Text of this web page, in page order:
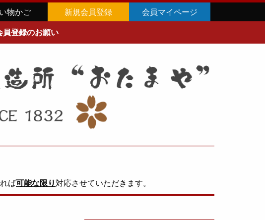
物かご 新規会員登録 会員マイページ
員登録のお願い
ば可能な限り対応させていただきます。